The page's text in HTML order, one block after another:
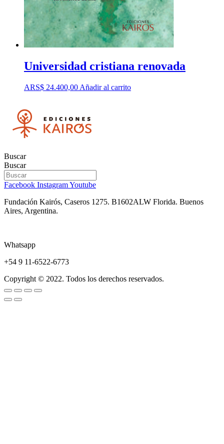
Universidad cristiana renovada
ARS$ 24.400,00 Añadir al carrito
Buscar
Buscar
Facebook InstagramYoutube
Fundación Kairós, Caseros 1275. B1602ALW Florida. Buenos
Aires, Argentina.
Whatsapp
+54 9 11-6522-6773
Copyright © 2022. Todos los derechos reservados.